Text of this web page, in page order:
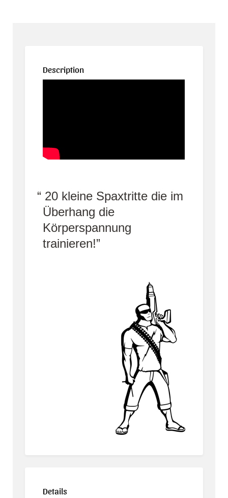
Description
20 kleine Spaxtritte die im
Überhang die
Körperspannung
trainieren!
Details